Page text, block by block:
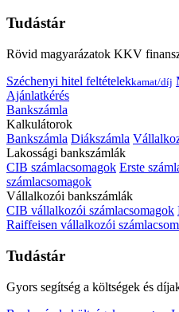
Tudástár
Rövid magyarázatok KKV
Széchenyi hitel feltételekkamat/díj
Ajánlatkérés
Bankszámla
Kalkulátorok
Bankszámla Diákszámla
Lakossági bankszámlák
CIB számlacsomagok Erste
számlacsomagok
Vállalkozói bankszámlák
CIB vállalkozói számlacsomagok
Raiffeisen vállalkozói
Tudástár
Gyors segítség a költségek és